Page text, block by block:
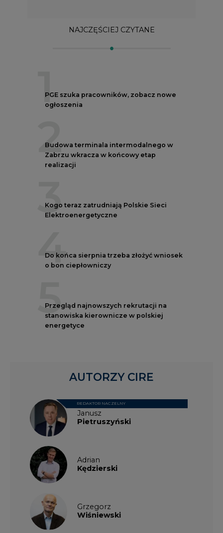
NAJCZĘŚCIEJ CZYTANE
1
PGE szuka pracowników, zobacz nowe
ogłoszenia
2
Budowa terminala intermodalnego w
Zabrzu wkracza w końcowy etap
realizacji
3
Kogo teraz zatrudniają Polskie Sieci
Elektroenergetyczne
4
Do końca sierpnia trzeba złożyć wniosek
o bon ciepłowniczy
5
Przegląd najnowszych rekrutacji na
stanowiska kierownicze w polskiej
energetyce
Janusz
Pietruszyński
REDAKTOR NACZELNY
Adrian
Kędzierski
Grzegorz
Wiśniewski
AUTORZY CIRE